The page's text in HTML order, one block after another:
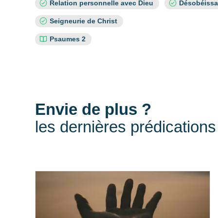
Relation personnelle avec Dieu
Seigneurie de Christ
Références
Psaumes 2
Envie de plus ?
les dernières prédications